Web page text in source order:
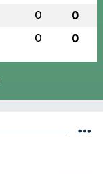
0 0
0 0